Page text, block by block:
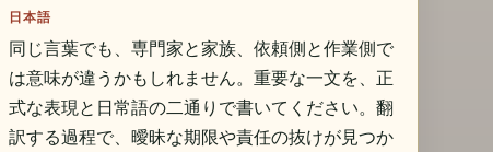
日本語
同じ言葉でも、専門家と家族、依頼側と作業側で
は意味が違うかもしれません。重要な一文を、正
式な表現と日常語の二通りで書いてください。翻
訳する過程で、曖昧な期限や責任の抜けが見つか